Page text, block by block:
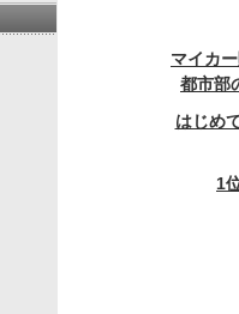
マイカ
都市部
はじめ
1